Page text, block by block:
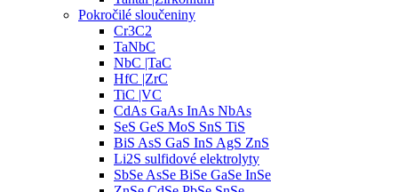
Pokročilé sloučeniny
Cr3C2
TaNbC
NbC |TaC
HfC |ZrC
TiC |VC
CdAs GaAs InAs NbAs
SeS GeS MoS SnS TiS
BiS AsS GaS InS AgS ZnS
Li2S sulfidové elektrolyty
SbSe AsSe BiSe GaSe InSe